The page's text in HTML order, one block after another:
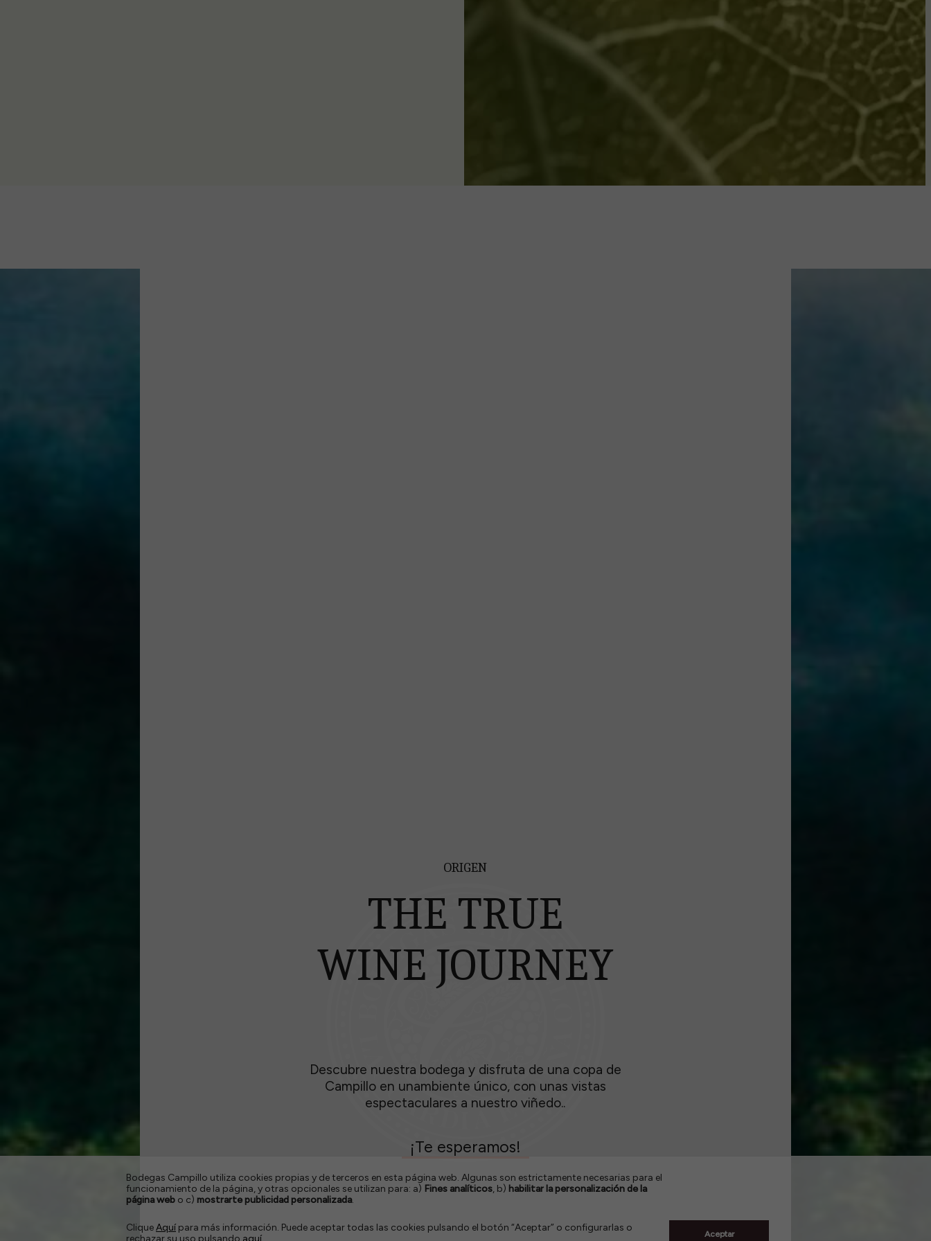
ORIGEN
THE TRUE
WINE JOURNEY
Descubre nuestra bodega y disfruta de una copa de
Campillo en unambiente único, con unas vistas
espectaculares a nuestro viñedo..
¡Te esperamos!
Bodegas Campillo utiliza cookies propias y de terceros en esta página web. Algunas son estrictamente necesarias para el
funcionamiento de la página, y otras opcionales se utilizan para: a) Fines analíticos, b) habilitar la personalización de la
página web o c) mostrarte publicidad personalizada.
CliqueAquí para más información. Puede aceptar todas las cookies pulsando el botón “Aceptar” o configurarlas o
rechazar su uso pulsando aquí Aceptar